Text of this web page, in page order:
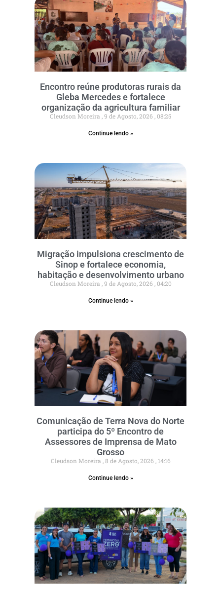
Encontro reúne produtoras rurais da
Gleba Mercedes e fortalece
organização da agricultura familiar
Cleudson Moreira 9 de Agosto, 2026 08:25
Continue lendo »
Migração impulsiona crescimento de
Sinop e fortalece economia,
habitação e desenvolvimento urbano
Cleudson Moreira 9 de Agosto, 2026 04:20
Continue lendo »
Comunicação de Terra Nova do Norte
participa do 5º Encontro de
Assessores de Imprensa de Mato
Grosso
Cleudson Moreira 8 de Agosto, 2026 14:16
Continue lendo »